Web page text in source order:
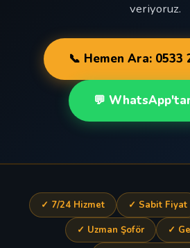
veriyoruz.
📞 Hemen Ara: 0533
💬
✓ 7/24 Hizmet ✓ Sabit Fiyat
✓ Uzman Şoför
✓